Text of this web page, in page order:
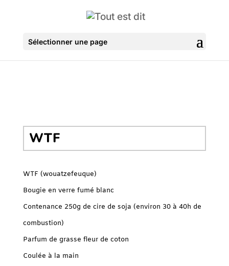
Sélectionner une page
WTF
WTF (wouatzefeuque)
Bougie en verre fumé blanc
Contenance 250g de cire de soja (environ 30 à 40h de
combustion)
Parfum de grasse fleur de coton
Coulée à la main